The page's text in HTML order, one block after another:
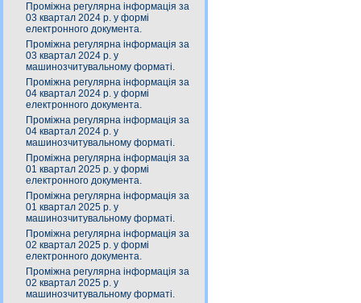
Проміжна регулярна інформація за
03 квартал 2024 р. у формі
електронного документа.
Проміжна регулярна інформація за
03 квартал 2024 р. у
машинозчитувальному форматі.
Проміжна регулярна інформація за
04 квартал 2024 р. у формі
електронного документа.
Проміжна регулярна інформація за
04 квартал 2024 р. у
машинозчитувальному форматі.
Проміжна регулярна інформація за
01 квартал 2025 р. у формі
електронного документа.
Проміжна регулярна інформація за
01 квартал 2025 р. у
машинозчитувальному форматі.
Проміжна регулярна інформація за
02 квартал 2025 р. у формі
електронного документа.
Проміжна регулярна інформація за
02 квартал 2025 р. у
машинозчитувальному форматі.